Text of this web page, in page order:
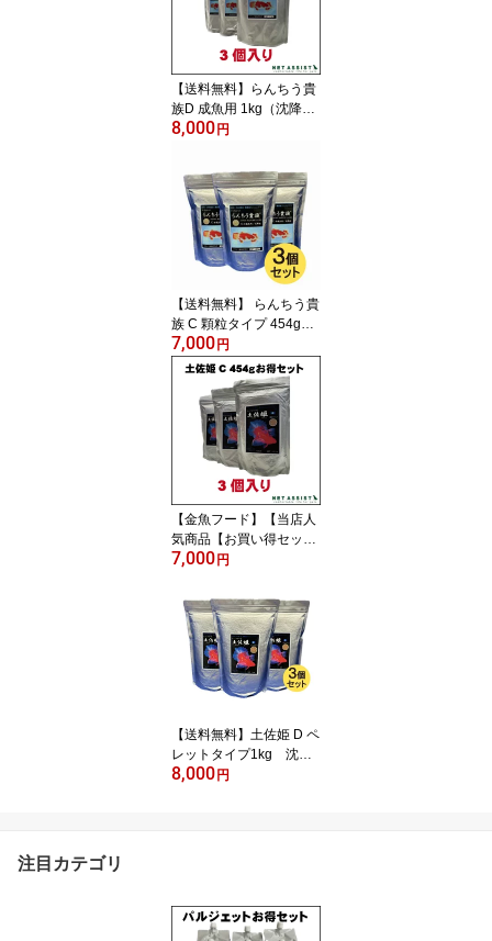
【送料無料】らんちう貴
族D 成魚用 1kg（沈降性)
3個セット【金魚フー
8,000円
【送料無料】 らんちう貴
族 C 顆粒タイプ 454g
3個セット【金魚フー
ド】【観賞魚】【どじょ
う養殖研究所】
7,000円
【金魚フード】【当店人
気商品【お買い得セッ
ト】土佐姫 C 顆粒タ
【観賞魚】【どじょう研
究所】
7,000円
【送料無料】土佐姫 D ペ
レットタイプ1kg 沈下
タイプ 3個セット【金
8,000円
注目カテゴリ